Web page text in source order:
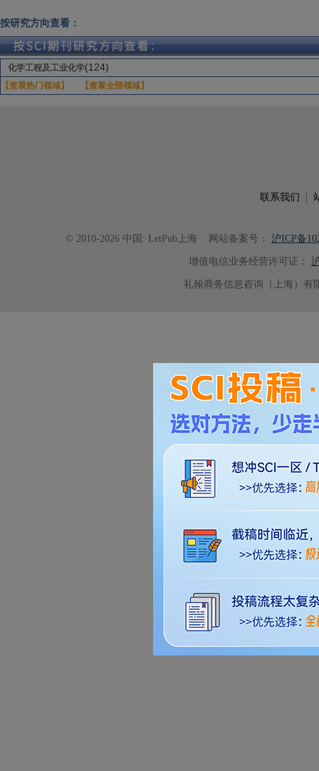
按研究方向查看：
化学工程及工业化学(124)
【查看热门领域】 【查看全部领域】
联系我们
© 2010-2026 中国: LetPub上海 网站备案号： 沪ICP备
增值电信业务经营许可证：
礼翰商务信息咨询（上海）